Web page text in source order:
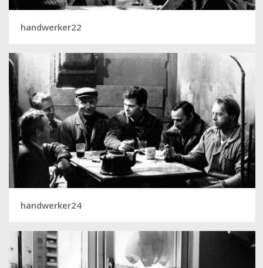
handwerker22
handwerker24